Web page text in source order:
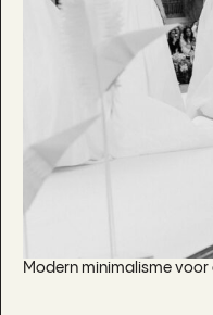
Modern minimalisme voor